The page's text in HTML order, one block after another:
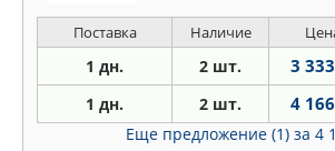
Поставка Наличие
1 дн. 2 шт. 3
1 дн. 2 шт. 4
Еще предложение (1) за 4